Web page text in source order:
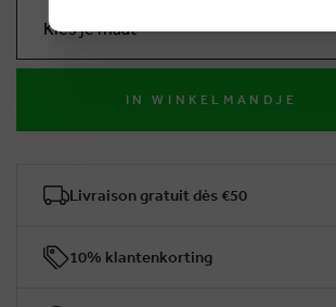
Kies je maat
IN WINKELMANDJE
Livraison gratuit dès €50
10% klantenkorting